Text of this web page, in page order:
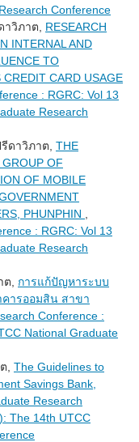
Conference
วิภาต, RESEARCH
INTERNAL AND
TO
CREDIT CARD USAGE
: RGRC: Vol 13
Research
ดาวิภาต, THE
OF
OF MOBILE
PHUNPHIN
: RGRC: Vol 13
Research
, การแก้ปัญหาระบบ
ารออมสิน สาขา
Conference :
National Graduate
, The Guidelines to
Savings Bank,
Research
The 14th UTCC